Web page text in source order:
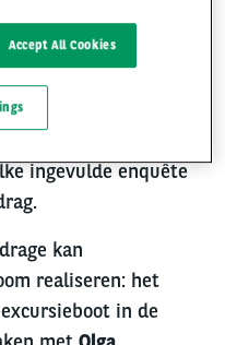
€27.140
. Dit bedrag is
van
ingevulde enquête
kan
realiseren: het
in de
Accept All Cookies